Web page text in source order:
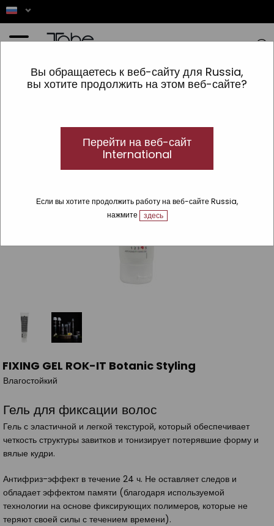
Вы обращаетесь к веб-сайту для Russia,
вы хотите продолжить на этом веб-сайте?
Перейти на веб-сайт
International
Если вы хотите продолжить работу на веб-сайте Russia,
нажмите
здесь
ВОЛОСЫ »Acabado »Воски и гели »FIXING GEL ROK-IT
FIXING GEL ROK-IT Botanic Styling
Влагостойкий
Гель для фиксации волос
Гель с эластичной и легкой текстурой, который обеспечивает
четкость структуры завитков и тонизирует потерявшие форму и
вялые кудри.
Антифриз-эффект в течение 24 ч. Не оставляет следов и
обладает эффектом памяти (благодаря используемой
технологии на основе фиксирующих полимеров, которые не
теряют своей силы с течением времени).